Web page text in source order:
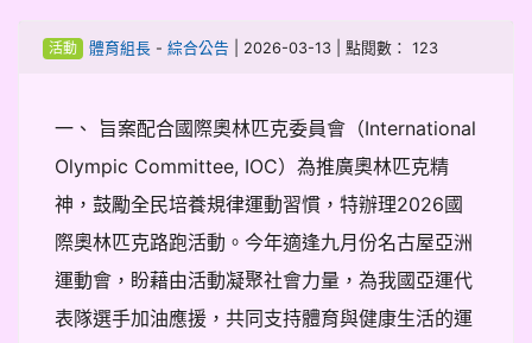
活動 體育組長- 綜合公告 | 2026-03-13 | 點閱數： 123
一、 旨案配合國際奧林匹克委員會（International
Olympic Committee, IOC）為推廣奧林匹克精
神，鼓勵全民培養規律運動習慣，特辦理2026國
際奧林匹克路跑活動。今年適逢九月份名古屋亞洲
運動會，盼藉由活動凝聚社會力量，為我國亞運代
表隊選手加油應援，共同支持體育與健康生活的運